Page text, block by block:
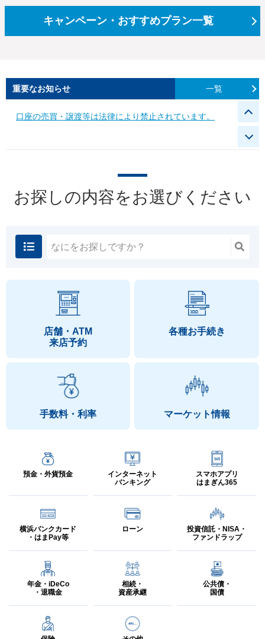
キャンペーン・おすすめプラン一覧
重要なお知らせ 一覧
横浜銀行から送信するメールへの「BIMI」導入によるブラ
ンドアイコン表示について
お願い
口座の売買・譲渡等は法律により禁止されています。
在留外国人を狙った金融犯罪
クレジットカード情報を狙ったフィッシング詐欺にご注意
オンラインカジノによる賭博は犯罪です。
【重要】インターネットバンキングを狙った詐欺への対策
について
制限について（374KB）
横浜銀行の職員等を名乗りキャッシュカードを騙し取る犯
罪にご注意ください
ード等の認証情報を保存しないでください
お探しの内容をお選びください
店舗・ATM
来店予約
各種お手続き
手数料・利率 マーケット情報
預金・外貨預金
インターネット
バンキング
スマホアプリ
はまぎん365
横浜バンクカード
・はまPay等
ローン
投資信託・NISA・
ファンドラップ
年金・iDeCo
・退職金
相続・
資産承継
公共債・
国債